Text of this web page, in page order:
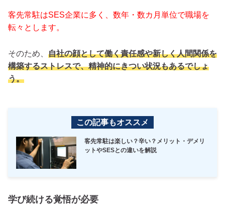
客先常駐はSES企業に多く、数年・数カ月単位で職場を
転々とします。
そのため、 自社の顔として働く責任感や新しく人間関係を
構築するストレスで、精神的にきつい状況もあるでしょ
う。
この記事もオススメ
客先常駐は楽しい？辛い？メリット・デメリ
ットやSESとの違いを解説
学び続ける覚悟が必要